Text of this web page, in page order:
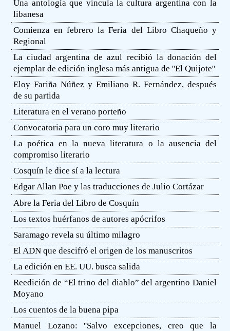
Una antología que vincula la cultura argentina con la
libanesa
Comienza en febrero la Feria del Libro Chaqueño y
Regional
La ciudad argentina de azul recibió la donación del
ejemplar de edición inglesa más antigua de ''El Quijote''
Eloy Fariña Núñez y Emiliano R. Fernández, después
de su partida
Literatura en el verano porteño
Convocatoria para un coro muy literario
La poética en la nueva literatura o la ausencia del
compromiso literario
Cosquín le dice sí a la lectura
Edgar Allan Poe y las traducciones de Julio Cortázar
Abre la Feria del Libro de Cosquín
Los textos huérfanos de autores apócrifos
Saramago revela su último milagro
El ADN que descifró el origen de los manuscritos
La edición en EE. UU. busca salida
Reedición de “El trino del diablo” del argentino Daniel
Moyano
Los cuentos de la buena pipa
Manuel Lozano: ''Salvo excepciones, creo que la